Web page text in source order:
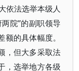
依法选举本级人
院”的副职领导
的具体幅度。
，但大多采取法
，选举地方各级